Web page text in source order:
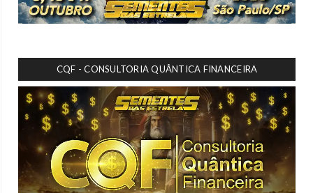
CQF - CONSULTORIA QUÂNTICA FINANCEIRA